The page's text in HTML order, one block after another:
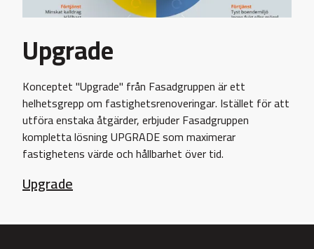
Upgrade
Konceptet "Upgrade" från Fasadgruppen är ett
helhetsgrepp om fastighetsrenoveringar. Istället för att
utföra enstaka åtgärder, erbjuder Fasadgruppen
kompletta lösning UPGRADE som maximerar
fastighetens värde och hållbarhet över tid.
Upgrade